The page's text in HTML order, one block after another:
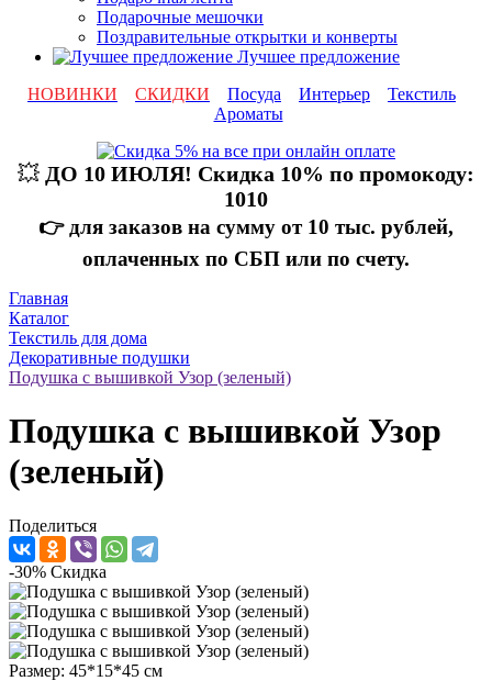
Подарочные мешочки
Поздравительные открытки и конверты
Лучшее предложение
НОВИНКИ
СКИДКИ Посуда Интерьер
Текстиль
Ароматы
💥 ДО 10 ИЮЛЯ! Скидка 10% по промокоду:
1010
👉 для заказов на сумму от 10 тыс. рублей,
оплаченных по СБП или по счету.
Главная
Каталог
Текстиль для дома
Декоративные подушки
Подушка с вышивкой Узор (зеленый)
Подушка с вышивкой Узор
(зеленый)
Поделиться
-30% Скидка
Размер: 45*15*45 см